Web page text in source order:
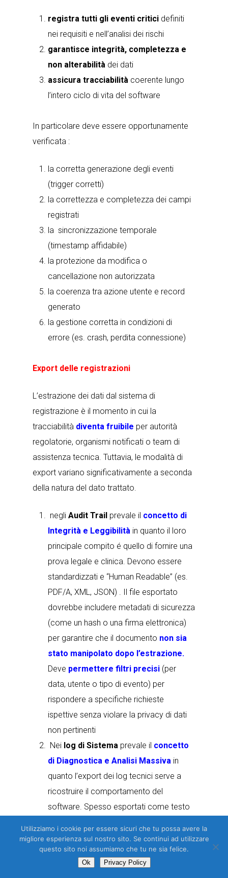
registra tutti gli eventi critici definiti
nei requisiti e nell’analisi dei rischi
garantisce integrità, completezza e
non alterabilità dei dati
assicura tracciabilità coerente lungo
l’intero ciclo di vita del software
In particolare deve essere opportunamente
verificata :
la corretta generazione degli eventi
(trigger corretti)
la correttezza e completezza dei campi
registrati
la sincronizzazione temporale
(timestamp affidabile)
la protezione da modifica o
cancellazione non autorizzata
la coerenza tra azione utente e record
generato
la gestione corretta in condizioni di
errore (es. crash, perdita connessione)
Export delle registrazioni
L’estrazione dei dati dal sistema di
registrazione è il momento in cui la
tracciabilità diventa fruibile per autorità
regolatorie, organismi notificati o team di
assistenza tecnica. Tuttavia, le modalità di
export variano significativamente a seconda
della natura del dato trattato.
negli Audit Trail prevale il concetto di
Integrità e Leggibilità in quanto il loro
principale compito é quello di fornire una
prova legale e clinica. Devono essere
standardizzati e “Human Readable” (es.
PDF/A, XML, JSON) . Il file esportato
dovrebbe includere metadati di sicurezza
(come un hash o una firma elettronica)
per garantire che il documento non sia
stato manipolato dopo l’estrazione.
Deve permettere filtri precisi (per
data, utente o tipo di evento) per
rispondere a specifiche richieste
ispettive senza violare la privacy di dati
non pertinenti
Nei log di Sistema prevale il concetto
di Diagnostica e Analisi Massiva in
quanto l’export dei log tecnici serve a
ricostruire il comportamento del
software. Spesso esportati come testo
.gz) per gestire grandi volumi di dati,
Devono essere facilmenteimportabiliin
strumenti di analisi esterna
Utilizziamo i cookie per essere sicuri che tu possa avere la
migliore esperienza sul nostro sito. Se continui ad utilizzare
questo sito noi assumiamo che tu ne sia felice.
Ok Privacy Policy